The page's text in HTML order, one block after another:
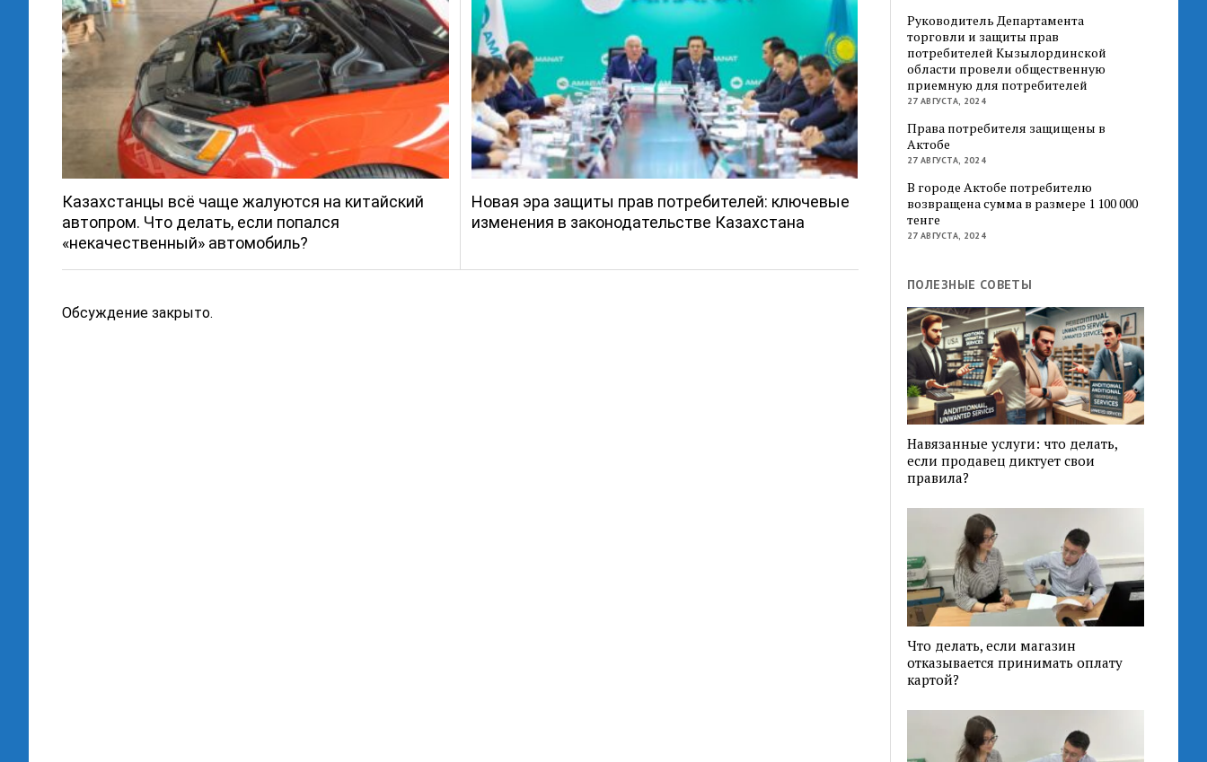
Казахстанцы всё чаще жалуются на китайский
автопром. Что делать, если попался
«некачественный» автомобиль?
Новая эра защиты прав потребителей: ключевые
изменения в законодательстве Казахстана
Обсуждение закрыто.
Руководитель Департамента
торговли и защиты прав
потребителей Кызылординской
области провели общественную
приемную для потребителей
27 АВГУСТА, 2024
Права потребителя защищены в
Актобе
27 АВГУСТА, 2024
В городе Актобе потребителю
возвращена сумма в размере 1 100 000
тенге
27 АВГУСТА, 2024
ПОЛЕЗНЫЕ СОВЕТЫ
Навязанные услуги: что делать,
если продавец диктует свои
правила?
Что делать, если магазин
отказывается принимать оплату
картой?